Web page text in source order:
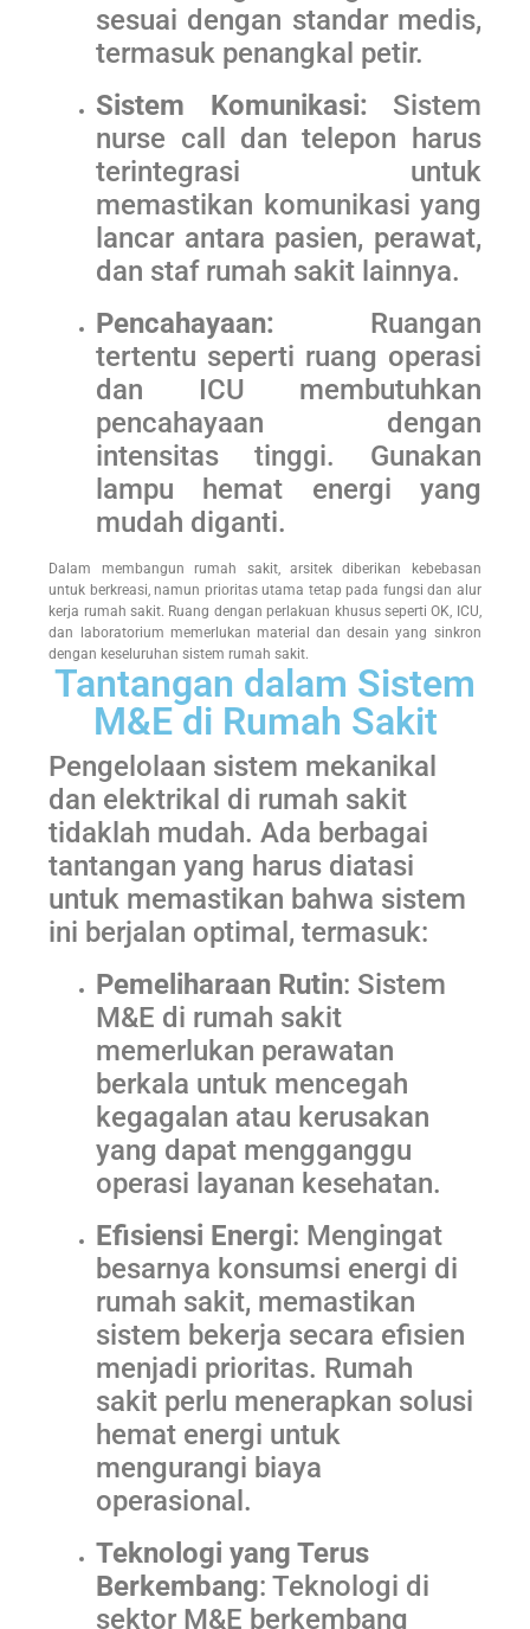
sesuai dengan standar medis,
termasuk penangkal petir.
Sistem Komunikasi: Sistem
nurse call dan telepon harus
terintegrasi untuk
memastikan komunikasi yang
lancar antara pasien, perawat,
dan staf rumah sakit lainnya.
Pencahayaan: Ruangan
tertentu seperti ruang operasi
dan ICU membutuhkan
pencahayaan dengan
intensitas tinggi. Gunakan
lampu hemat energi yang
mudah diganti.
Dalam membangun rumah sakit, arsitek diberikan kebebasan
untuk berkreasi, namun prioritas utama tetap pada fungsi dan alur
kerja rumah sakit. Ruang dengan perlakuan khusus seperti OK, ICU,
dan laboratorium memerlukan material dan desain yang sinkron
dengan keseluruhan sistem rumah sakit.
Tantangan dalam Sistem
M&E di Rumah Sakit
Pengelolaan sistem mekanikal
dan elektrikal di rumah sakit
tidaklah mudah. Ada berbagai
tantangan yang harus diatasi
untuk memastikan bahwa sistem
ini berjalan optimal, termasuk:
Pemeliharaan Rutin: Sistem
M&E di rumah sakit
memerlukan perawatan
berkala untuk mencegah
kegagalan atau kerusakan
yang dapat mengganggu
operasi layanan kesehatan.
Efisiensi Energi: Mengingat
besarnya konsumsi energi di
rumah sakit, memastikan
sistem bekerja secara efisien
menjadi prioritas. Rumah
sakit perlu menerapkan solusi
hemat energi untuk
mengurangi biaya
operasional.
Teknologi yang Terus
Berkembang: Teknologi di
sektor M&E berkembang